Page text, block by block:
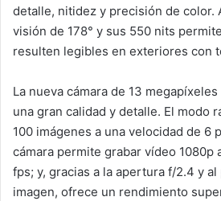
detalle, nitidez y precisión de color.
visión de 178° y sus 550 nits
resulten legibles en exteriores con
La nueva cámara de 13
una gran calidad y detalle. El modo
100 imágenes a una velocidad de 6
cámara permite grabar vídeo 1080p
fps; y, gracias a la apertura f/2.4 y
imagen, ofrece un rendimiento